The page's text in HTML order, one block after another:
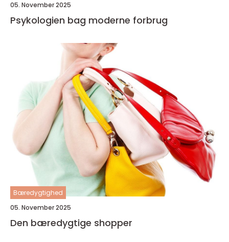
05. November 2025
Psykologien bag moderne forbrug
Bæredygtighed
05. November 2025
Den bæredygtige shopper